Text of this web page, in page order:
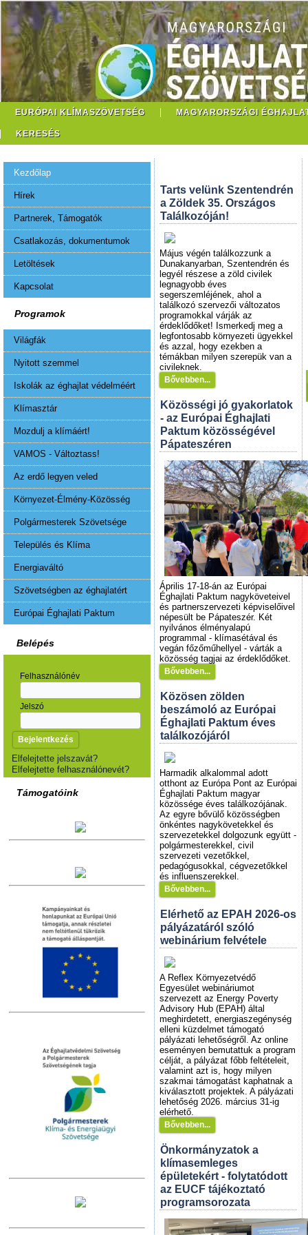
EURÓPAI KLÍMASZÖVETSÉG MAGYARORSZÁGI
KERESÉS
Kezdőlap
Hírek
Partnerek, Támogatók
Csatlakozás, dokumentumok
Letöltések
Kapcsolat
Programok
Világfák
Nyitott szemmel
Iskolák az éghajlat védelméért
Klímasztár
Mozdulj a klímáért!
VAMOS - Változtass!
Az erdő legyen veled
Környezet-Élmény-Közösség
Polgármesterek Szövetsége
Település és Klíma
Energiaváltó
Szövetségben az éghajlatért
Európai Éghajlati Paktum
Belépés
Felhasználónév
Jelszó
Elfelejtette jelszavát?
Elfelejtette felhasználónevét?
Támogatóink
Tarts velünk Szentendrén
a Zöldek 35. Országos
Találkozóján!
Május végén találkozzunk a
Dunakanyarban, Szentendrén és
legyél részese a zöld civilek
legnagyobb éves
segerszemléjének, ahol a
találkozó szervezői változatos
programokkal várják az
érdeklődőket! Ismerkedj meg a
legfontosabb környezeti ügyekkel
és azzal, hogy ezekben a
témákban milyen szerepük van a
civileknek.
Bővebben...
Közösségi jó gyakorlatok
- az Európai Éghajlati
Paktum közösségével
Pápateszéren
Április 17-18-án az Európai
Éghajlati Paktum nagyköveteivel
és partnerszervezeti képviselőivel
népesült be Pápateszér. Két
nyilvános élményalapú
programmal - klímasétával és
vegán főzőműhellyel - várták a
közösség tagjai az érdeklődőket.
Bővebben...
Közösen zölden
beszámoló az Európai
Éghajlati Paktum éves
találkozójáról
Harmadik alkalommal adott
otthont az Európa Pont az Európai
Éghajlati Paktum magyar
közössége éves találkozójának.
Az egyre bővülő közösségben
önkéntes nagykövetekkel és
szervezetekkel dolgozunk együtt -
polgármesterekkel, civil
szervezeti vezetőkkel,
pedagógusokkal, cégvezetőkkel
és influenszerekkel.
Bővebben...
Elérhető az EPAH 2026-os
pályázatáról szóló
webinárium felvétele
A Reflex Környezetvédő
Egyesület webináriumot
szervezett az Energy Poverty
Advisory Hub (EPAH) által
meghirdetett, energiaszegénység
elleni küzdelmet támogató
pályázati lehetőségről. Az online
eseményen bemutattuk a program
célját, a pályázat főbb feltételeit,
valamint azt is, hogy milyen
szakmai támogatást kaphatnak a
kiválasztott projektek. A pályázati
lehetőség 2026. március 31-ig
elérhető.
Bővebben...
Önkormányzatok a
klímasemleges
épületekért - folytatódott
az EUCF tájékoztató
programsorozata